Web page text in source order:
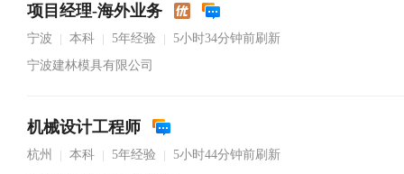
项目经理-海外业务
宁波 本科 5年经验
5小时34分钟前刷新
宁波建林模具有限公司
机械设计工程师
杭州 本科 5年经验
5小时44分钟前刷新